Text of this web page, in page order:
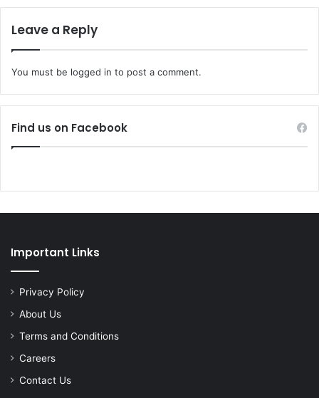
Leave a Reply
You must be logged in to post a comment.
Find us on Facebook
Important Links
Privacy Policy
About Us
Terms and Conditions
Careers
Contact Us